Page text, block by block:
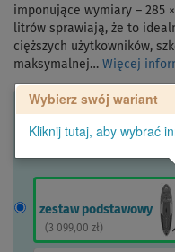
imponujące wymiary – 285
litrów sprawiają, że to
cięższych użytkowników,
maksymalnej… Więcej
Wybierz swój wariant
Kliknij tutaj, aby wybrać
zestaw podstawowy
( 3 099,00 zł)